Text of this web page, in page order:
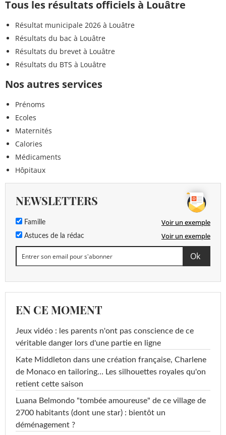
Tous les résultats officiels à Louâtre
Résultat municipale 2026 à Louâtre
Résultats du bac à Louâtre
Résultats du brevet à Louâtre
Résultats du BTS à Louâtre
Nos autres services
Prénoms
Ecoles
Maternités
Calories
Médicaments
Hôpitaux
NEWSLETTERS
Famille Voir un exemple
Astuces de la rédac Voir un exemple
EN CE MOMENT
Jeux vidéo : les parents n'ont pas conscience de ce
véritable danger lors d'une partie en ligne
Kate Middleton dans une création française, Charlene
de Monaco en tailoring… Les silhouettes royales qu'on
retient cette saison
Luana Belmondo "tombée amoureuse" de ce village de
2700 habitants (dont une star) : bientôt un
déménagement ?